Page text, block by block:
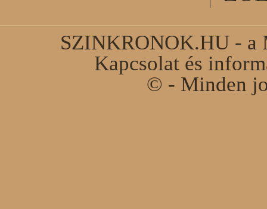
SZINKRONOK.HU - a
Kapcsolat és
© - Minden